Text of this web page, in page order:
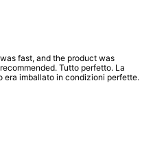
fast, and the product was
Tutto perfetto. La
imballato in condizioni perfette.